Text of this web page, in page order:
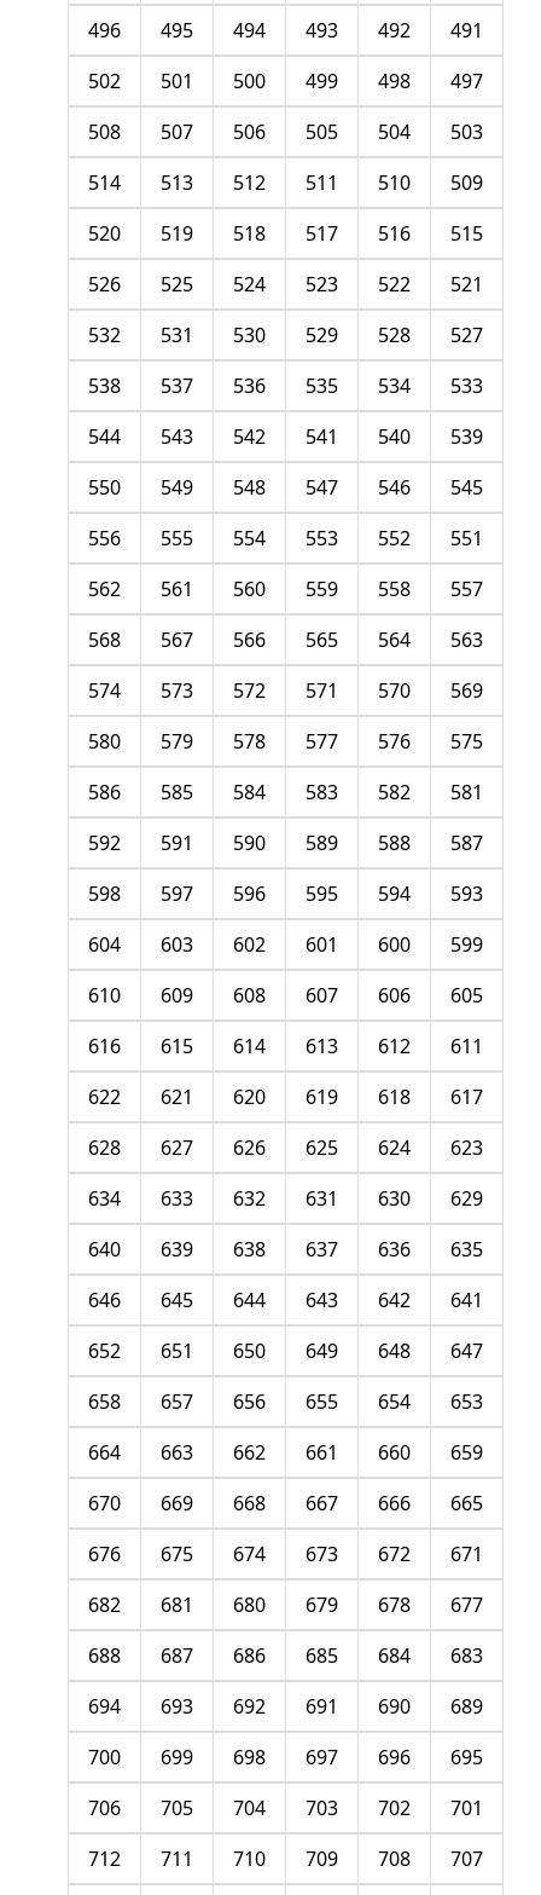
491
492
493
494
495
496
497
498
499
500
501
502
503
504
505
506
507
508
509
510
511
512
513
514
515
516
517
518
519
520
521
522
523
524
525
526
527
528
529
530
531
532
533
534
535
536
537
538
539
540
541
542
543
544
545
546
547
548
549
550
551
552
553
554
555
556
557
558
559
560
561
562
563
564
565
566
567
568
569
570
571
572
573
574
575
576
577
578
579
580
581
582
583
584
585
586
587
588
589
590
591
592
593
594
595
596
597
598
599
600
601
602
603
604
605
606
607
608
609
610
611
612
613
614
615
616
617
618
619
620
621
622
623
624
625
626
627
628
629
630
631
632
633
634
635
636
637
638
639
640
641
642
643
644
645
646
647
648
649
650
651
652
653
654
655
656
657
658
659
660
661
662
663
664
665
666
667
668
669
670
671
672
673
674
675
676
677
678
679
680
681
682
683
684
685
686
687
688
689
690
691
692
693
694
695
696
697
698
699
700
701
702
703
704
705
706
707
708
709
710
711
712